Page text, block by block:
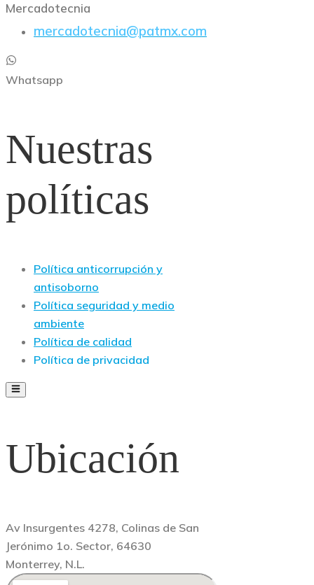
Mercadotecnia
mercadotecnia@patmx.com
Whatsapp
Nuestras
políticas
Política anticorrupción y
antisoborno
Política seguridad y medio
ambiente
Política de calidad
Política de privacidad
Ubicación
Av Insurgentes 4278, Colinas de San
Jerónimo 1o. Sector, 64630
Monterrey, N.L.